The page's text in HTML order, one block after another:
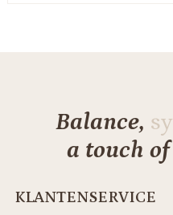
Balance,
a touch of
KLANTENSERVICE